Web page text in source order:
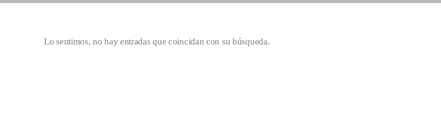
Lo sentimos, no hay entradas que coincidan con su búsqueda.